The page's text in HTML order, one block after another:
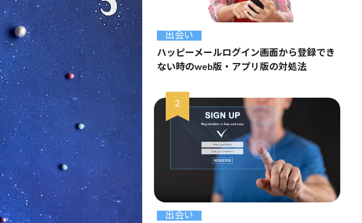
出会い
ハッピーメールログイン画面から登録でき
ない時のweb版・アプリ版の対処法
出会い